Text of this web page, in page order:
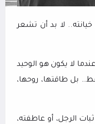
لا بد أن تشعر
لا يكون هو الوحيد
بل طاقتها، روحها،
الرجل، أو عاطفته،